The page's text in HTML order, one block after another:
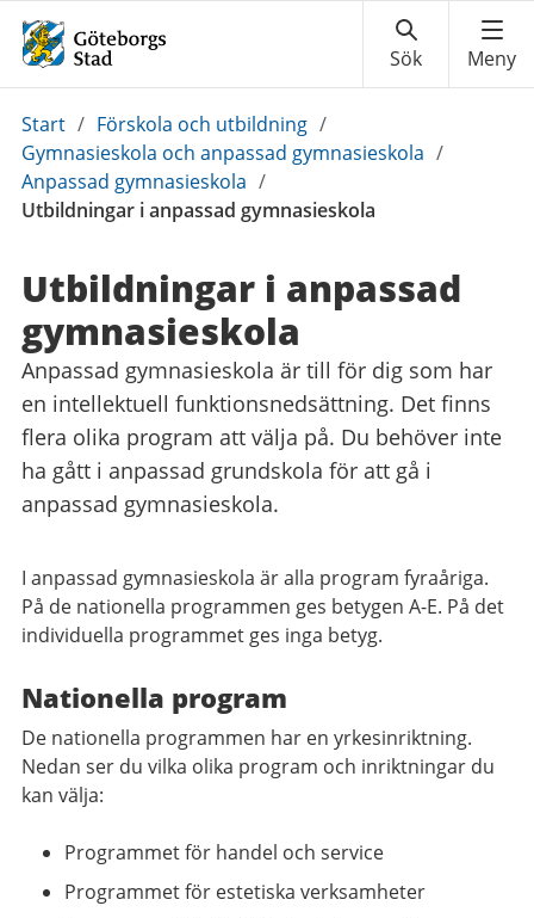
Du
är
här:
Start / Förskola och utbildning /
Gymnasieskola och anpassad gymnasieskola /
Anpassad gymnasieskola /
Utbildningar i anpassad gymnasieskola
Utbildningar i anpassad
gymnasieskola
Anpassad gymnasieskola är till för dig som har
en intellektuell funktionsnedsättning. Det finns
flera olika program att välja på. Du behöver inte
ha gått i anpassad grundskola för att gå i
anpassad gymnasieskola.
I anpassad gymnasieskola är alla program fyraåriga.
På de nationella programmen ges betygen A-E. På det
individuella programmet ges inga betyg.
Nationella program
De nationella programmen har en yrkesinriktning.
Nedan ser du vilka olika program och inriktningar du
kan välja:
Programmet för handel och service
Programmet för estetiska verksamheter